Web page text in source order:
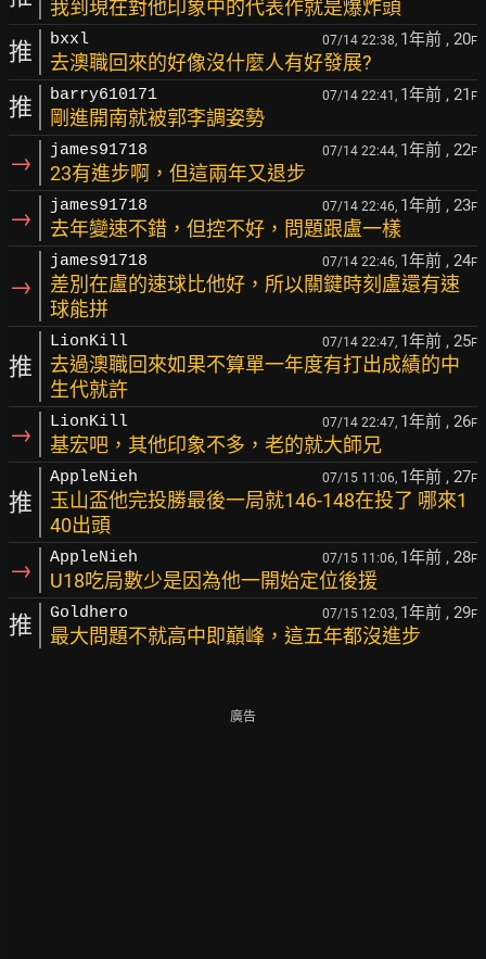
我到現在對他印象中的代表作就是爆炸頭
推 bxxl 07/14 22:38, 1年前 , 20F
去澳職回來的好像沒什麼人有好發展?
推 barry610171 07/14 22:41, 1年前 , 21 F
剛進開南就被郭李調姿勢
→ james91718 07/14 22:44, 1年前 , 22F
23有進步啊，但這兩年又退步
→ james91718 07/14 22:46, 1年前 , 23F
去年變速不錯，但控不好，問題跟盧一樣
→
james91718 07/14 22:46, 1年前 , 24F
差別在盧的速球比他好，所以關鍵時刻盧還有速
球能拼
推
LionKill 07/14 22:47, 1年前 , 25F
去過澳職回來如果不算單一年度有打出成績的中
生代就許
→ LionKill 07/14 22:47, 1年前 , 26F
基宏吧，其他印象不多，老的就大師兄
推
AppleNieh 07/15 11:06, 1年前 , 27F
玉山盃他完投勝最後一局就146-148在投了 哪來1
40出頭
→ AppleNieh 07/15 11:06, 1年前 , 28F
U18吃局數少是因為他一開始定位後援
推 Goldhero 07/15 12:03, 1年前 , 29F
最大問題不就高中即巔峰，這五年都沒進步
廣告